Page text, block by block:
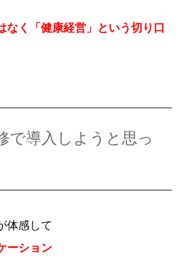
なく「健康経営」という切り口
で導入しようと思っ
体感して
ーション